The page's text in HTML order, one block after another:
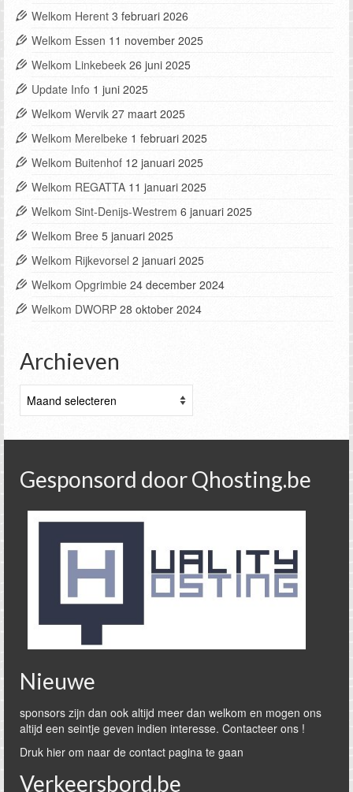
Welkom Herent 3 februari 2026
Welkom Essen 11 november 2025
Welkom Linkebeek 26 juni 2025
Update Info 1 juni 2025
Welkom Wervik 27 maart 2025
Welkom Merelbeke 1 februari 2025
Welkom Buitenhof 12 januari 2025
Welkom REGATTA 11 januari 2025
Welkom Sint-Denijs-Westrem 6 januari 2025
Welkom Bree 5 januari 2025
Welkom Rijkevorsel 2 januari 2025
Welkom Opgrimbie 24 december 2024
Welkom DWORP 28 oktober 2024
Archieven
Gesponsord door Qhosting.be
Nieuwe
sponsors zijn dan ook altijd meer dan welkom en mogen ons
altijd een seintje geven indien interesse. Contacteer ons !
Druk hier om naar de contact pagina te gaan
Verkeersbord.be